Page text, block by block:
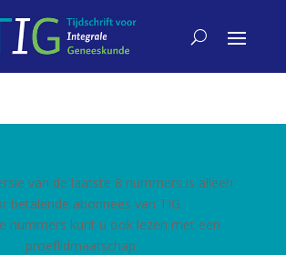
van de laatste 8 nummers is alleen
betalende abonnees van TIG.
nummers kunt u ook lezen met een
proeflidmaatschap: